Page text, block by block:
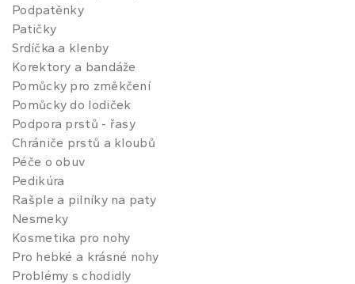
Podpatěnky
Patičky
Srdíčka a klenby
Korektory a bandáže
Pomůcky pro změkčení
Pomůcky do lodiček
Podpora prstů - řasy
Chrániče prstů a kloubů
Péče o obuv
Pedikúra
Rašple a pilníky na paty
Nesmeky
Kosmetika pro nohy
Pro hebké a krásné nohy
Problémy s chodidly